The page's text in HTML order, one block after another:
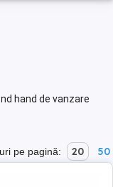
hand de vanzare
pe pagină: 20 50